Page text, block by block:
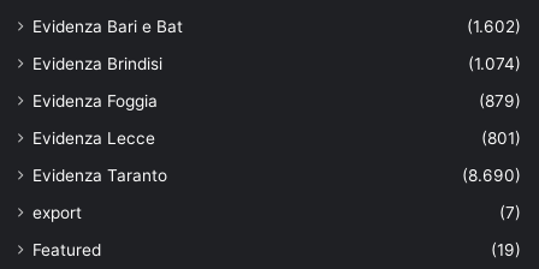
Evidenza Bari e Bat
(1.602)
Evidenza Brindisi
(1.074)
Evidenza Foggia
(879)
Evidenza Lecce
(801)
Evidenza Taranto
(8.690)
export
(7)
Featured
(19)